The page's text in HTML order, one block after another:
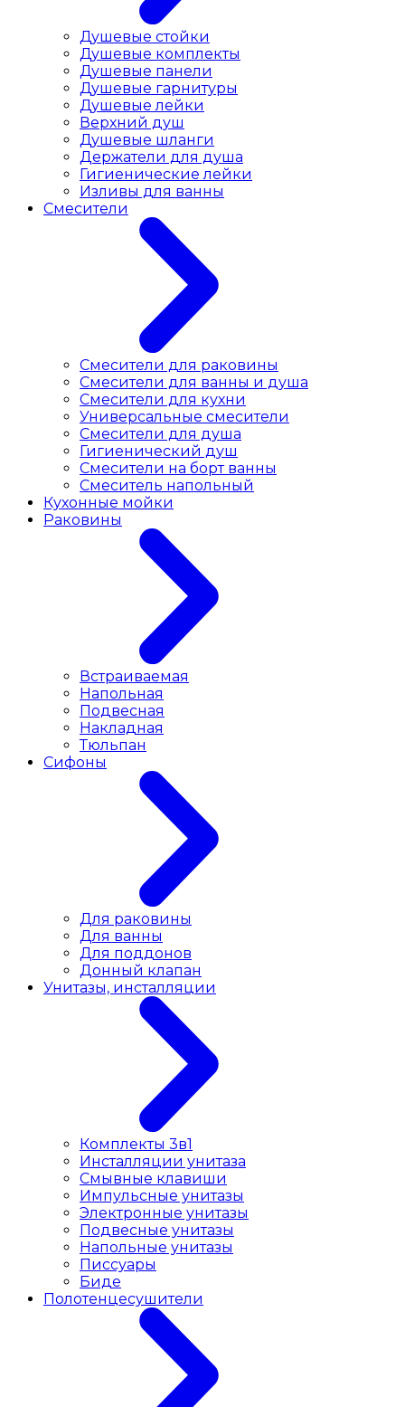
Душевые стойки
Душевые комплекты
Душевые панели
Душевые гарнитуры
Душевые лейки
Верхний душ
Душевые шланги
Держатели для душа
Гигиенические лейки
Изливы для ванны
Смесители
Смесители для раковины
Cмесители для ванны и душа
Смесители для кухни
Универсальные смесители
Смесители для душа
Гигиенический душ
Смесители на борт ванны
Смеситель напольный
Кухонные мойки
Раковины
Встраиваемая
Напольная
Подвесная
Накладная
Тюльпан
Сифоны
Для раковины
Для ванны
Для поддонов
Донный клапан
Унитазы, инсталляции
Комплекты 3в1
Инсталляции унитаза
Смывные клавиши
Импульсные унитазы
Электронные унитазы
Подвесные унитазы
Напольные унитазы
Писсуары
Биде
Полотенцесушители